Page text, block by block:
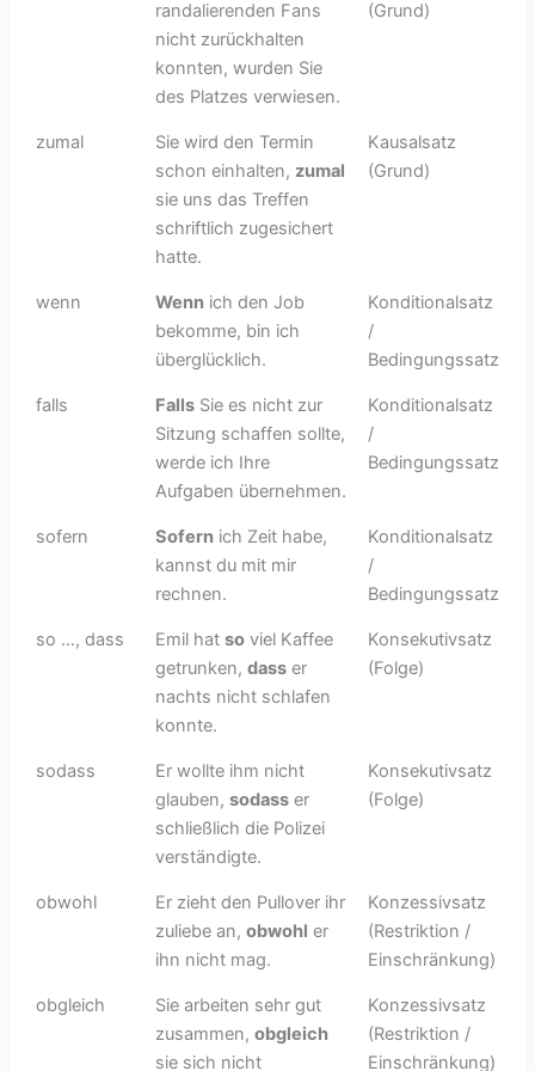
randalierenden Fans
nicht zurückhalten
konnten, wurden Sie
des Platzes verwiesen.
(Grund)
zumal
Sie wird den Termin
schon einhalten, zumal
sie uns das Treffen
schriftlich zugesichert
hatte.
Kausalsatz
(Grund)
wenn Wennich den Job
bekomme, bin ich
überglücklich.
Konditionalsatz
/
Bedingungssatz
falls FallsSie es nicht zur
Sitzung schaffen sollte,
werde ich Ihre
Aufgaben übernehmen.
Konditionalsatz
/
Bedingungssatz
sofern Sofernich Zeit habe,
kannst du mit mir
rechnen.
Konditionalsatz
/
Bedingungssatz
so ..., dass Emil hat soviel Kaffee
getrunken, dasser
nachts nicht schlafen
konnte.
Konsekutivsatz
(Folge)
sodass
Er wollte ihm nicht
glauben, sodasser
schließlich die Polizei
verständigte.
Konsekutivsatz
(Folge)
obwohl
Er zieht den Pullover ihr
zuliebe an, obwohl er
ihn nicht mag.
Konzessivsatz
(Restriktion /
Einschränkung)
obgleich
Sie arbeiten sehr gut
zusammen, obgleich
sie sich nicht
Konzessivsatz
(Restriktion /
Einschränkung)